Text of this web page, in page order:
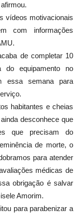
vídeos motivacionais
com informações
de completar 10
do equipamento no
essa semana para
habitantes e cheias
desconhece que
que precisam do
de morte, o
para atender
médicas de
obrigação é salvar
Amorim.
para parabenizar a